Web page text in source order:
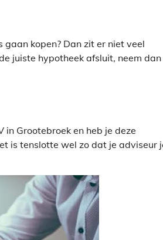
kopen? Dan zit er niet veel
juiste hypotheek afsluit, neem dan
Grootebroek en heb je deze
is tenslotte wel zo dat je adviseur